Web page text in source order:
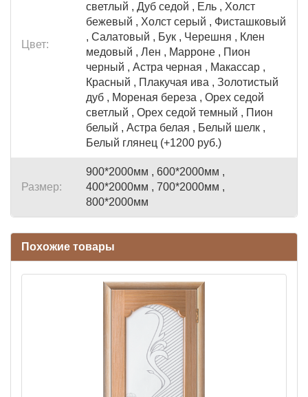
Цвет:
светлый , Дуб седой , Ель , Холст
бежевый , Холст серый , Фисташковый
, Салатовый , Бук , Черешня , Клен
медовый , Лен , Марроне , Пион
черный , Астра черная , Макассар ,
Красный , Плакучая ива , Золотистый
дуб , Мореная береза , Орех седой
светлый , Орех седой темный , Пион
белый , Астра белая , Белый шелк ,
Белый глянец (+1200 руб.)
Размер:
900*2000мм , 600*2000мм ,
400*2000мм , 700*2000мм ,
800*2000мм
Похожие товары